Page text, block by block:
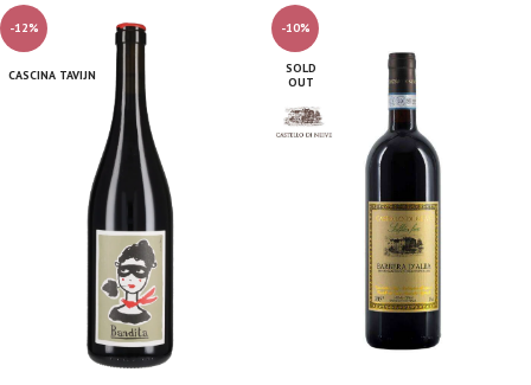
-12%
CASCINA TAVIJN
-10%
SOLD
OUT